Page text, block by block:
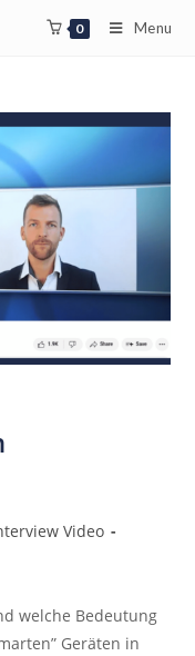
0 Menu
Video
welche Bedeutung
Geräten in